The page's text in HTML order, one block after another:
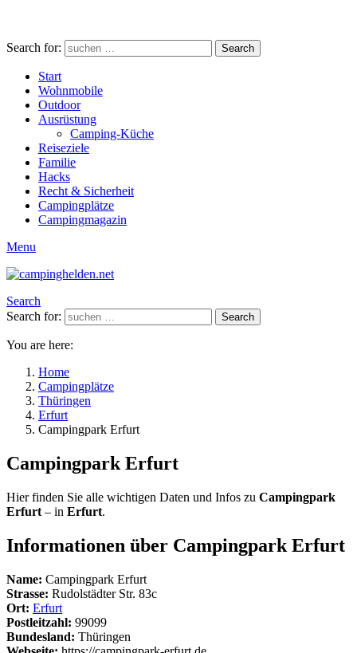
Search for: Search
Start
Wohnmobile
Outdoor
Ausrüstung
Camping-Küche
Reiseziele
Familie
Hacks
Recht & Sicherheit
Campingplätze
Campingmagazin
Menu
Search
Search for:
Search
You are here:
Home
Campingplätze
Thüringen
Erfurt
Campingpark Erfurt
Campingpark Erfurt
Hier finden Sie alle wichtigen Daten und Infos zu Campingpark
Erfurt – in Erfurt.
Informationen über Campingpark Erfurt
Name: Campingpark Erfurt
Strasse: Rudolstädter Str. 83c
Ort: Erfurt
Postleitzahl: 99099
Bundesland: Thüringen